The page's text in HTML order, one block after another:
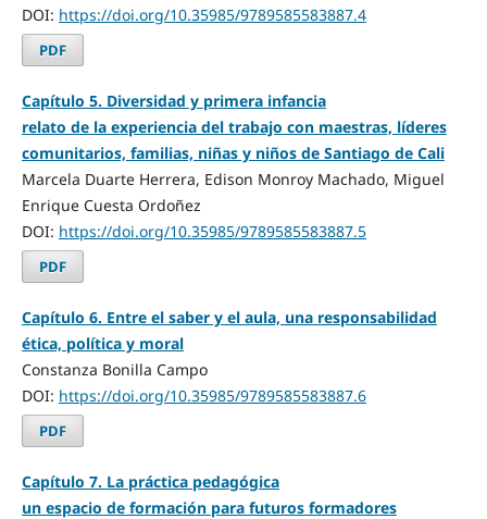
DOI: https://doi.org/10.35985/9789585583887.4
PDF
Capítulo 5. Diversidad y primera infancia
relato de la experiencia del trabajo con maestras, líderes
comunitarios, familias, niñas y niños de Santiago de Cali
Marcela Duarte Herrera, Edison Monroy Machado, Miguel
Enrique Cuesta Ordoñez
DOI: https://doi.org/10.35985/9789585583887.5
PDF
Capítulo 6. Entre el saber y el aula, una responsabilidad
ética, política y moral
Constanza Bonilla Campo
DOI: https://doi.org/10.35985/9789585583887.6
PDF
Capítulo 7. La práctica pedagógica
un espacio de formación para futuros formadores